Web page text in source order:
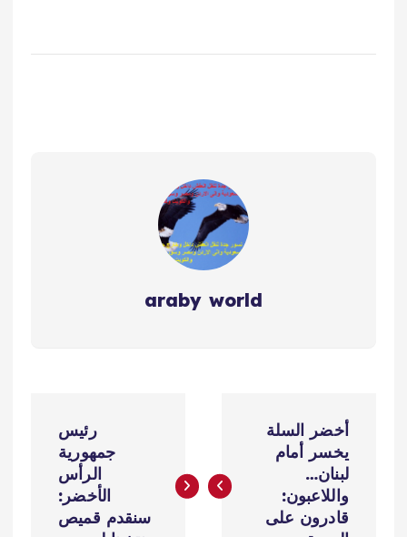
araby world
ص
أخضر السلة
يخسر أمام
لبنان…
واللاعبون:
قادرون على
رئيس
جمهورية
الرأس
الأخضر:
سنقدم قميص